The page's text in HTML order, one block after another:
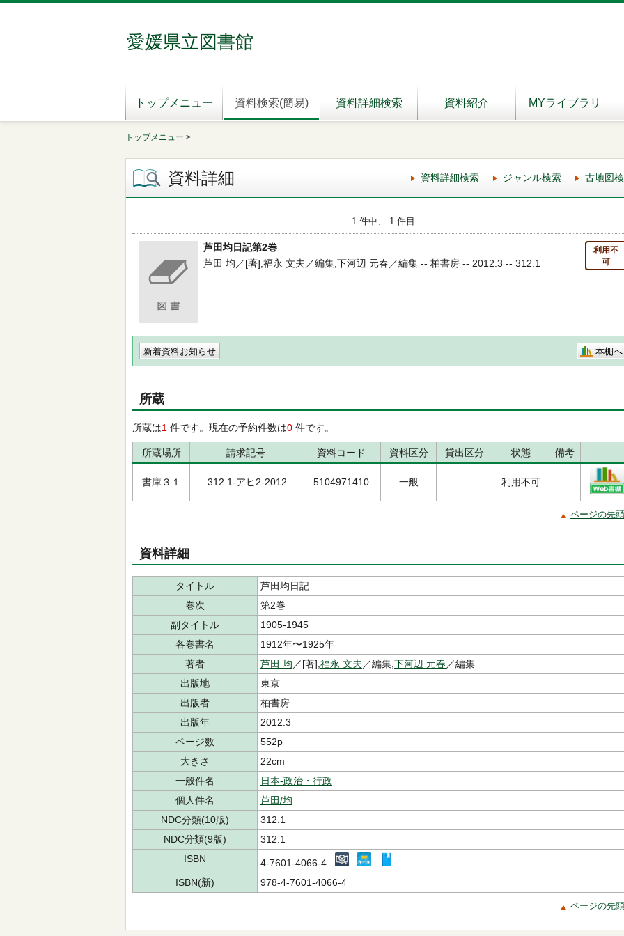
愛媛県立図書館
トップメニュー 資料検索(簡易) 資料詳細検索 資料紹介 MYライブラリ
トップメニュー >
資料詳細 資料詳細検索 ジャンル検索 古地図
1 件中、 1 件目
芦田均日記第2巻
利用不
可
芦田 均／[著],福永 文夫／編集,下河辺 元春／編集 -- 柏書房 -- 2012.3 -- 312.1
新着資料お知らせ 本棚へ
所蔵
所蔵は1 件です。現在の予約件数は0 件です。
所蔵場所 請求記号 資料コード 資料区分 貸出区分 状態 備考
書庫３１ 312.1-アヒ2-2012 5104971410 一般 利用不可
ページの先
資料詳細
タイトル
芦田均日記
巻次
第2巻
副タイトル
1905-1945
各巻書名
1912年〜1925年
著者
芦田 均 ／[著], 福永 文夫 ／編集, 下河辺 元春 ／編集
出版地
東京
出版者
柏書房
出版年
2012.3
ページ数
552p
大きさ
22cm
一般件名
日本-政治・行政
個人件名
芦田/均
NDC分類(10版)
312.1
NDC分類(9版)
312.1
ISBN
4-7601-4066-4
ISBN(新)
978-4-7601-4066-4
ページの先